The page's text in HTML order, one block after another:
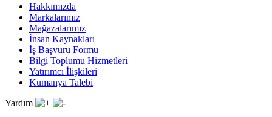
Hakkımızda
Markalarımız
Mağazalarımız
İnsan Kaynakları
İş Başvuru Formu
Bilgi Toplumu Hizmetleri
Yatırımcı İlişkileri
Kumanya Talebi
Yardım